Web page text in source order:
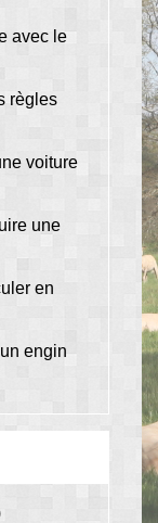
avec le
règles
voiture
une
en
engin